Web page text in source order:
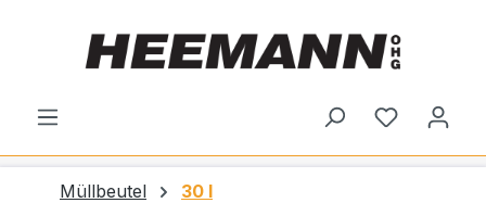
Du hast 0
Müllbeutel 30 l